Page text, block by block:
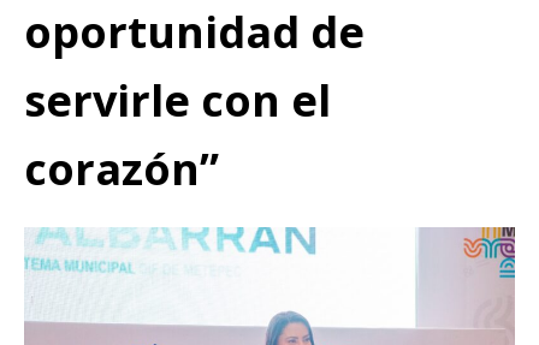
oportunidad de
servirle con el
corazón”